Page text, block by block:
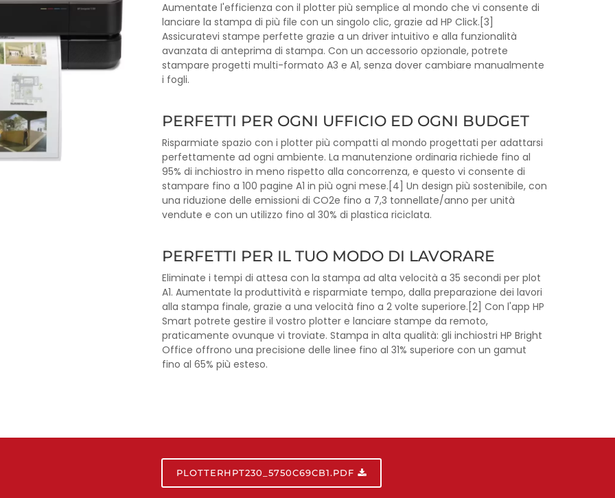
Aumentate l'efficienza con il plotter più semplice al mondo che vi consente di
lanciare la stampa di più file con un singolo clic, grazie ad HP Click.[3]
Assicuratevi stampe perfette grazie a un driver intuitivo e alla funzionalità
avanzata di anteprima di stampa. Con un accessorio opzionale, potrete
stampare progetti multi-formato A3 e A1, senza dover cambiare manualmente
i fogli.
PERFETTI PER OGNI UFFICIO ED OGNI BUDGET
Risparmiate spazio con i plotter più compatti al mondo progettati per adattarsi
perfettamente ad ogni ambiente. La manutenzione ordinaria richiede fino al
95% di inchiostro in meno rispetto alla concorrenza, e questo vi consente di
stampare fino a 100 pagine A1 in più ogni mese.[4] Un design più sostenibile, con
una riduzione delle emissioni di CO2e fino a 7,3 tonnellate/anno per unità
vendute e con un utilizzo fino al 30% di plastica riciclata.
PERFETTI PER IL TUO MODO DI LAVORARE
Eliminate i tempi di attesa con la stampa ad alta velocità a 35 secondi per plot
A1. Aumentate la produttività e risparmiate tempo, dalla preparazione dei lavori
alla stampa finale, grazie a una velocità fino a 2 volte superiore.[2] Con l'app HP
Smart potrete gestire il vostro plotter e lanciare stampe da remoto,
praticamente ovunque vi troviate. Stampa in alta qualità: gli inchiostri HP Bright
Office offrono una precisione delle linee fino al 31% superiore con un gamut
fino al 65% più esteso.
PLOTTERHPT230_5750C69CB1.PDF